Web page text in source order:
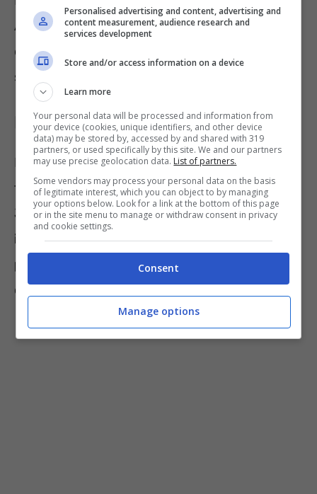
Austin annunciava il finanziamento da parte
del Congresso di
supportare la sicurezza all’Ucraina.
Nuovi aiuti bellici in arrivo
Il mese scorsoAustine il generale delle
forze armateMark Milley, a presidenza del
Joint Chiefs of Staff, hanno dato luogo a un
incontro virtualedurante il qualehanno
presenziato 50 Statie organizzazioni nella
circostanza del settimo meeting dell’UDCG.
Personalised advertising and content, advertising and
content measurement, audience research and
services development
Store and/or access information on a device
Learn more
Your personal data will be processed and information from
your device (cookies, unique identifiers, and other device
data) may be stored by, accessed by and shared with 319
partners, or used specifically by this site. We and our partners
may use precise geolocation data. List of partners.
Some vendors may process your personal data on the basis
of legitimate interest, which you can object to by managing
your options below. Look for a link at the bottom of this page
or in the site menu to manage or withdraw consent in privacy
and cookie settings.
Consent
Manage options